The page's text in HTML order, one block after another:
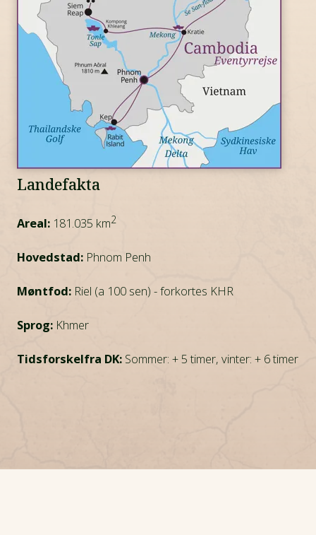
Landefakta
Areal: 181.035 km2
Hovedstad: Phnom Penh
Møntfod: Riel (a 100 sen) - forkortes KHR
Sprog: Khmer
Tidsforskelfra DK: Sommer: + 5 timer, vinter: + 6 timer